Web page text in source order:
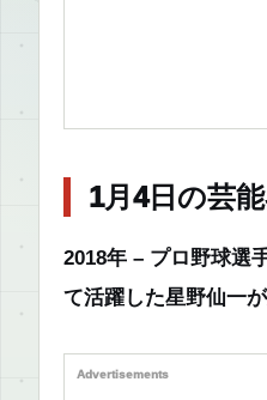
1月4日の芸
2018年 – プロ野球選
て活躍した星野仙一
Advertisements